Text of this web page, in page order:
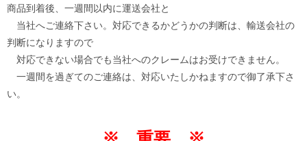
商品到着後、一週間以内に運送会社と
当社へご連絡下さい。対応できるかどうかの判断は、輸送会社の
判断になりますので
対応できない場合でも当社へのクレームはお受けできません。
一週間を過ぎてのご連絡は、対応いたしかねますので御了承下さ
い。